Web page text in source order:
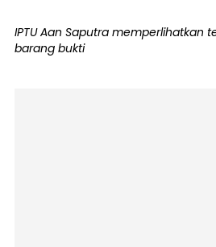
IPTU Aan Saputra memperlihatkan
barang bukti